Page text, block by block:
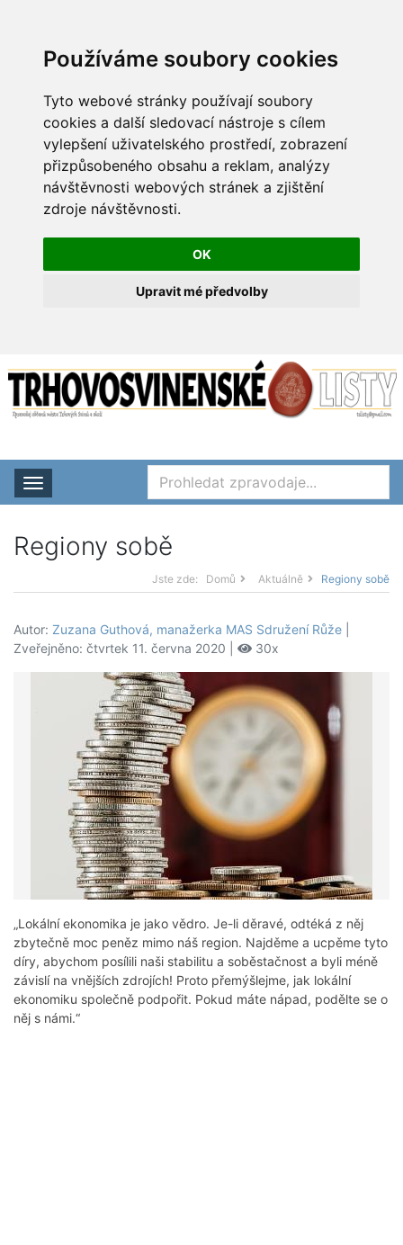
Používáme soubory cookies
Tyto webové stránky používají soubory
cookies a další sledovací nástroje s cílem
vylepšení uživatelského prostředí, zobrazení
přizpůsobeného obsahu a reklam, analýzy
návštěvnosti webových stránek a zjištění
zdroje návštěvnosti.
OK
Upravit mé předvolby
Rozbalit nabídku
Regiony sobě
Jste zde: Domů Aktuálně Regiony sobě
Autor: Zuzana Guthová, manažerka MAS Sdružení Růže
Zveřejněno: čtvrtek 11. června 2020 |
30x
„Lokální ekonomika je jako vědro. Je-li děravé, odtéká z něj
zbytečně moc peněz mimo náš region. Najděme a ucpěme tyto
díry, abychom posílili naši stabilitu a soběstačnost a byli méně
závislí na vnějších zdrojích! Proto přemýšlejme, jak lokální
ekonomiku společně podpořit. Pokud máte nápad, podělte se o
něj s námi.“